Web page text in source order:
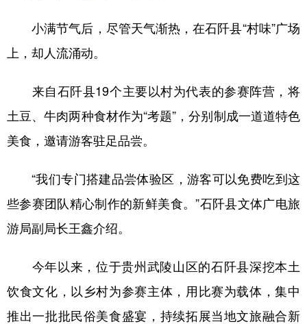
小满节气后，尽管天气渐热，在石阡县“村味”广场
上，却人流涌动。
来自石阡县19个主要以村为代表的参赛阵营，将
土豆、牛肉两种食材作为“考题”，分别制成一道道特色
美食，邀请游客驻足品尝。
“我们专门搭建品尝体验区，游客可以免费吃到这
些参赛团队精心制作的新鲜美食。”石阡县文体广电旅
游局副局长王鑫介绍。
今年以来，位于贵州武陵山区的石阡县深挖本土
饮食文化，以乡村为参赛主体，用比赛为载体，集中
推出一批批民俗美食盛宴，持续拓展当地文旅融合新